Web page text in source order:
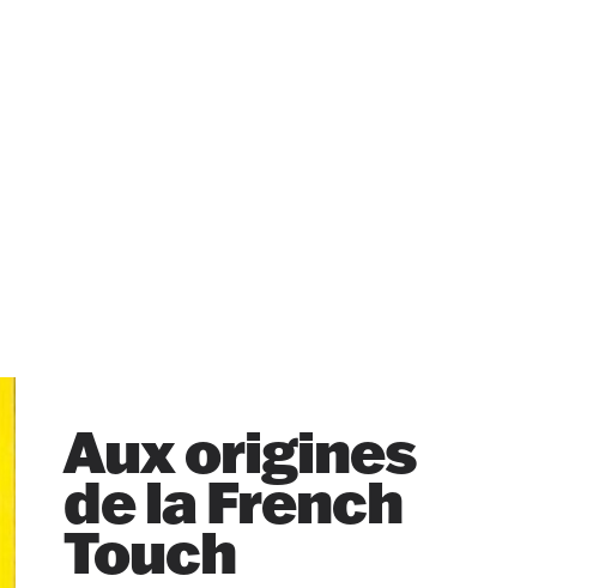
Aux origines
de la French
Touch